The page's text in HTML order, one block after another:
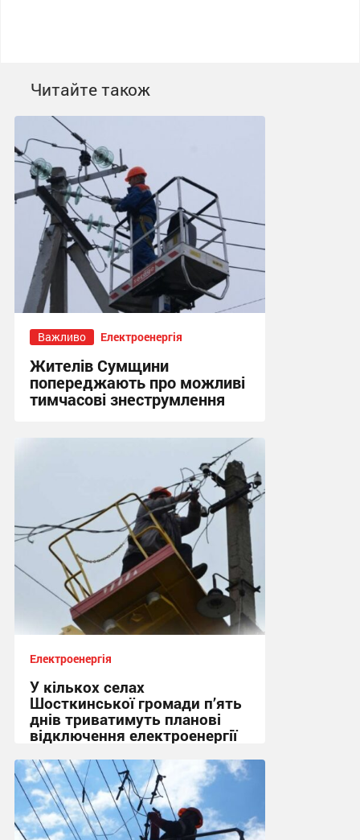
Читайте також
Важливо Електроенергія
Жителів Сумщини
попереджають про можливі
тимчасові знеструмлення
Електроенергія
У кількох селах
Шосткинської громади п’ять
днів триватимуть планові
відключення електроенергії
17:30, 27.07.2026